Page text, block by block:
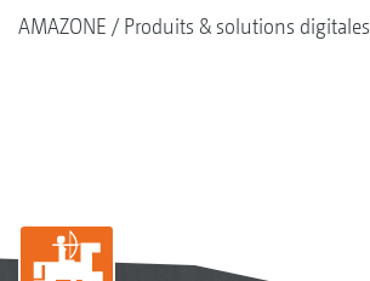
AMAZONE Produits & solutions digitales